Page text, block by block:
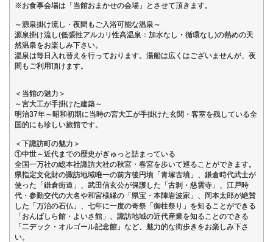
※お食事会場は「当館おまかせの会場」とさせて頂きます。
～源泉掛け流し・夜間もご入浴可能な温泉～
源泉掛け流し(低張性アルカリ性高温泉：加水なし・循環なし)の熱めの天
然温泉をお楽しみ下さい。
温泉は毎日入れ替えを行っております。湯船は広くはございませんが、夜
間もご利用頂けます。
＜当館の魅力＞
～宮大工が手掛けた建築～
明治37年～昭和初期に当時の宮大工が手掛けた玄関・客室を残している全
国的にも珍しい旅館です。
＜下諏訪町の魅力＞
①中世～近代までの歴史がぎゅっと詰まっている
全国一万社の総本社諏訪大社の秋宮・春宮を歩いて巡ることができます。
県指定文化財の諏訪地域唯一の前方後円墳「青塚古墳」、鎌倉時代武士が
使った「鎌倉街道」、武田信玄公が保護した「古刹・慈雲寺」、江戸時
代・参勤交代の大名や和宮様縁の「県宝・本陣岩波家」、岡本太郎が絶賛
した「万治の石仏」、七年に一度の奇祭「御柱祭り」を知ることができる
「おんばしら館・よいさ館」、諏訪地域の近代産業を知ることのできる
「二デック・オルゴール記念館」など、魅力的な街歩きをお楽しみ下さ
い。